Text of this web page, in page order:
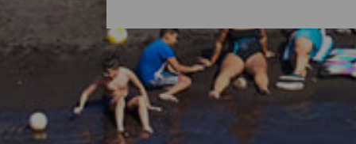
Alle Strände von La